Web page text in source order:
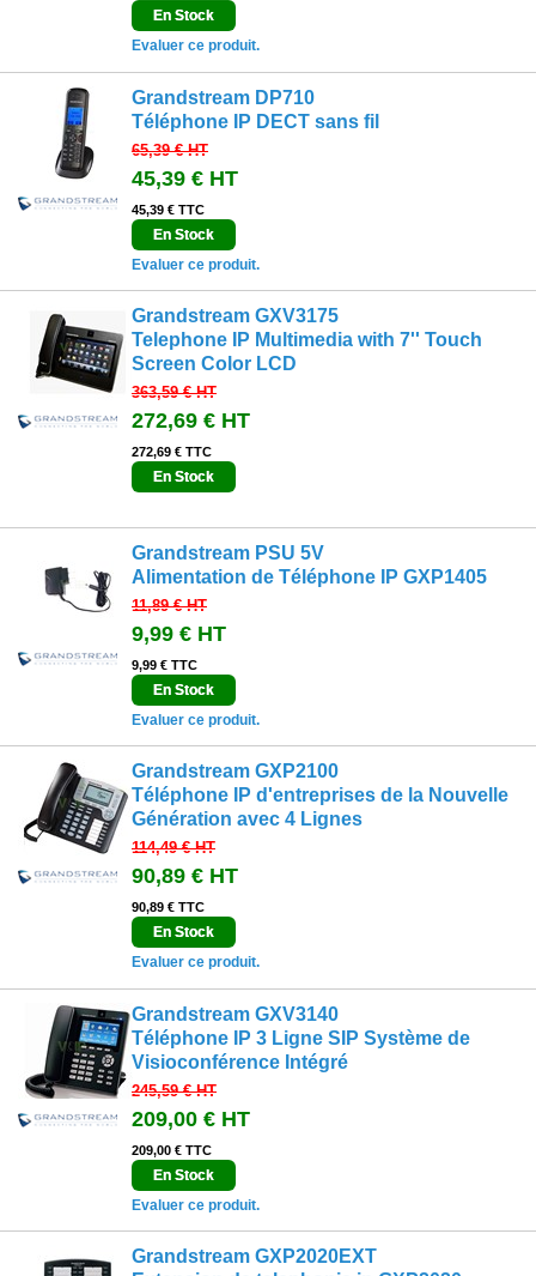
En Stock
Evaluer ce produit.
Grandstream DP710
Téléphone IP DECT sans fil
65,39 €HT
45,39 € HT
45,39 € TTC
En Stock
Evaluer ce produit.
Grandstream GXV3175
Telephone IP Multimedia with 7'' Touch
Screen Color LCD
363,59 €HT
272,69 € HT
272,69 € TTC
En Stock
Grandstream PSU 5V
Alimentation de Téléphone IP GXP1405
11,89 €HT
9,99 € HT
9,99 € TTC
En Stock
Evaluer ce produit.
Grandstream GXP2100
Téléphone IP d'entreprises de la Nouvelle
Génération avec 4 Lignes
114,49 €HT
90,89 € HT
90,89 € TTC
En Stock
Evaluer ce produit.
Grandstream GXV3140
Téléphone IP 3 Ligne SIP Système de
Visioconférence Intégré
245,59 €HT
209,00 € HT
209,00 € TTC
En Stock
Evaluer ce produit.
Grandstream GXP2020EXT